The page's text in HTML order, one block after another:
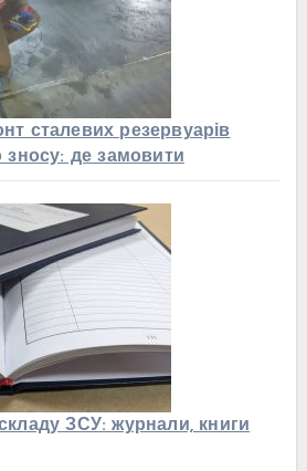
сталевих резервуарів
зносу: де замовити
ЗСУ: журнали, книги